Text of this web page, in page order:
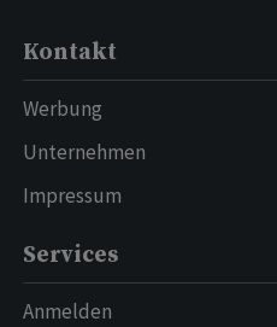
Kontakt
Werbung
Unternehmen
Impressum
Services
Anmelden